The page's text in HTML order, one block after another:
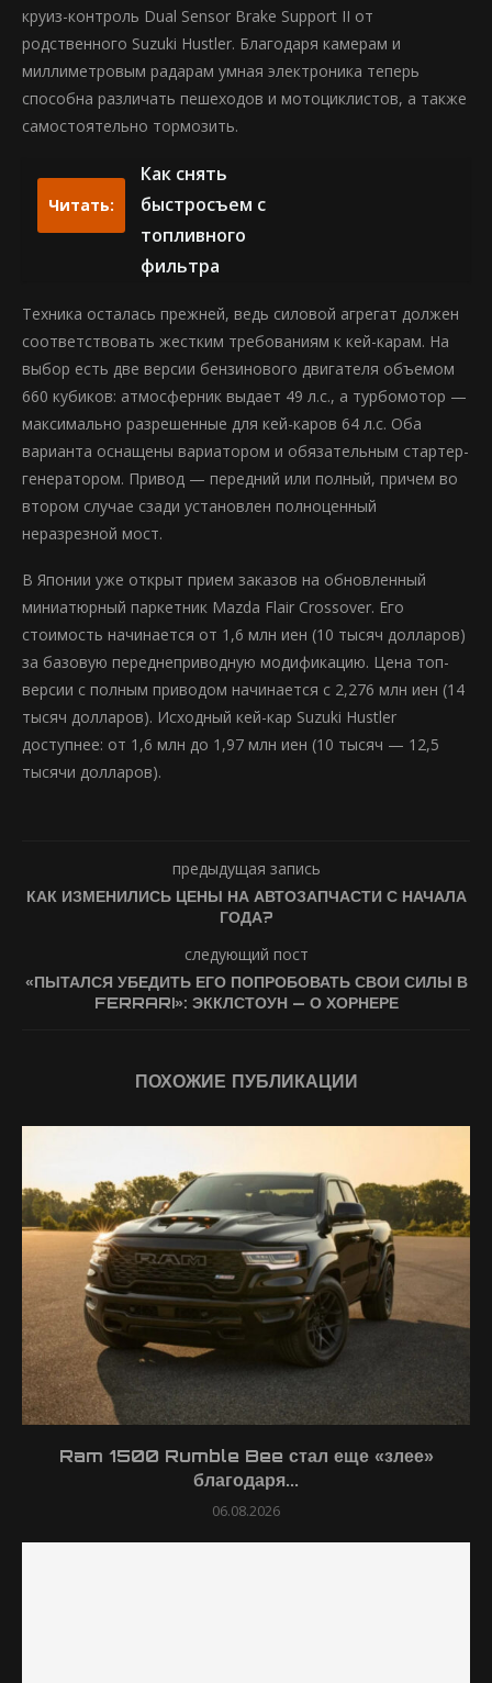
круиз-контроль Dual Sensor Brake Support II от
родственного Suzuki Hustler. Благодаря камерам и
миллиметровым радарам умная электроника теперь
способна различать пешеходов и мотоциклистов, а также
самостоятельно тормозить.
Читать:
Как снять
быстросъем с
топливного
фильтра
Техника осталась прежней, ведь силовой агрегат должен
соответствовать жестким требованиям к кей-карам. На
выбор есть две версии бензинового двигателя объемом
660 кубиков: атмосферник выдает 49 л.с., а турбомотор —
максимально разрешенные для кей-каров 64 л.с. Оба
варианта оснащены вариатором и обязательным стартер-
генератором. Привод — передний или полный, причем во
втором случае сзади установлен полноценный
неразрезной мост.
В Японии уже открыт прием заказов на обновленный
миниатюрный паркетник Mazda Flair Crossover. Его
стоимость начинается от 1,6 млн иен (10 тысяч долларов)
за базовую переднеприводную модификацию. Цена топ-
версии с полным приводом начинается с 2,276 млн иен (14
тысяч долларов). Исходный кей-кар Suzuki Hustler
доступнее: от 1,6 млн до 1,97 млн иен (10 тысяч — 12,5
тысячи долларов).
предыдущая запись
КАК ИЗМЕНИЛИСЬ ЦЕНЫ НА АВТОЗАПЧАСТИ С НАЧАЛА
ГОДА?
следующий пост
«ПЫТАЛСЯ УБЕДИТЬ ЕГО ПОПРОБОВАТЬ СВОИ СИЛЫ В
FERRARI»: ЭККЛСТОУН — О ХОРНЕРЕ
ПОХОЖИЕ ПУБЛИКАЦИИ
Ram 1500 Rumble Bee стал еще «злее»
благодаря...
06.08.2026